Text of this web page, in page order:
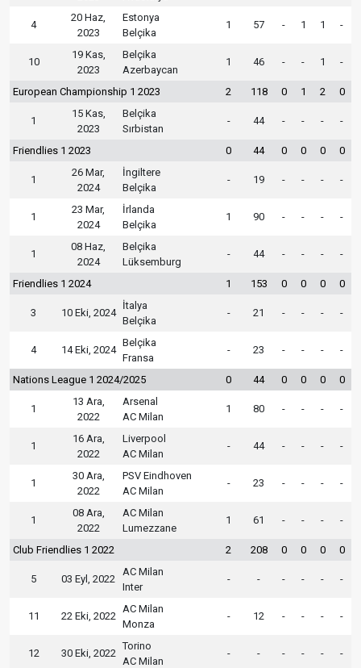
4
20 Haz,
2023
Estonya
Belçika
1 57 - 1 1 -
10
19 Kas,
2023
Belçika
Azerbaycan
1 46 - - 1 -
European Championship 1 2023 2 118 0 1 2 0
1
15 Kas,
2023
Belçika
Sırbistan
- 44 - - - -
Friendlies 1 2023 0 44 0 0 0 0
1
26 Mar,
2024
İngiltere
Belçika
- 19 - - - -
1
23 Mar,
2024
İrlanda
Belçika
1 90 - - - -
1
08 Haz,
2024
Belçika
Lüksemburg
- 44 - - - -
Friendlies 1 2024 1 153 0 0 0 0
3 10 Eki, 2024
İtalya
Belçika
- 21 - - - -
4 14 Eki, 2024
Belçika
Fransa
- 23 - - - -
Nations League 1 2024/2025 0 44 0 0 0 0
1
13 Ara,
2022
Arsenal
AC Milan
1 80 - - - -
1
16 Ara,
2022
Liverpool
AC Milan
- 44 - - - -
1
30 Ara,
2022
PSV Eindhoven
AC Milan
- 23 - - - -
1
08 Ara,
2022
AC Milan
Lumezzane
1 61 - - - -
Club Friendlies 1 2022 2 208 0 0 0 0
5 03 Eyl, 2022
AC Milan
Inter
- - - - - -
11 22 Eki, 2022
AC Milan
Monza
- 12 - - - -
12 30 Eki, 2022
Torino
AC Milan
- - - - - -